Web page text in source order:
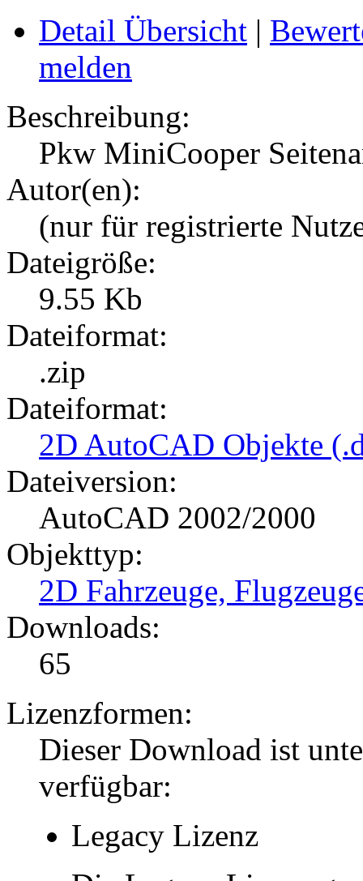
Detail Übersicht |
melden
Beschreibung:
Pkw MiniCooper
Autor(en):
(nur für registrierte
Dateigröße:
9.55 Kb
Dateiformat:
.zip
Dateiformat:
2D AutoCAD Objekte
Dateiversion:
AutoCAD 2002/2000
Objekttyp:
2D Fahrzeuge,
Downloads:
65
Lizenzformen:
Dieser Download ist
verfügbar:
Legacy Lizenz